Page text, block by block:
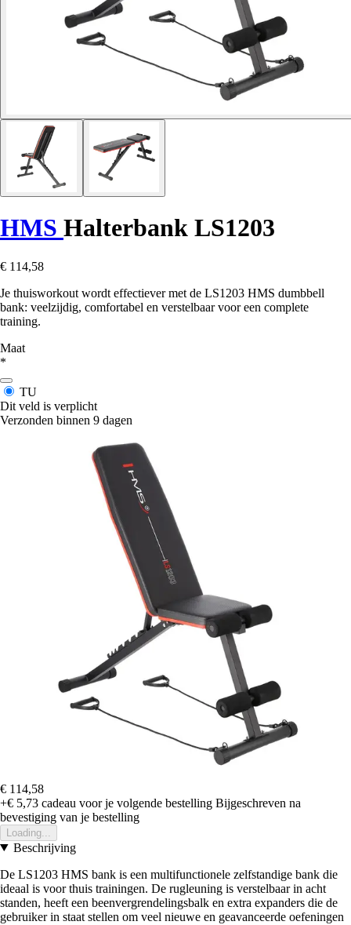
HMS Halterbank LS1203
€ 114,58
Je thuisworkout wordt effectiever met de LS1203 HMS dumbbell
bank: veelzijdig, comfortabel en verstelbaar voor een complete
training.
Maat
*
TU
Dit veld is verplicht
Verzonden binnen 9 dagen
€ 114,58
+€ 5,73 cadeau voor je volgende bestelling Bijgeschreven na
bevestiging van je bestelling
Loading...
Beschrijving
De LS1203 HMS bank is een multifunctionele zelfstandige bank die
ideaal is voor thuis trainingen. De rugleuning is verstelbaar in acht
standen, heeft een beenvergrendelingsbalk en extra expanders die de
gebruiker in staat stellen om veel nieuwe en geavanceerde oefeningen